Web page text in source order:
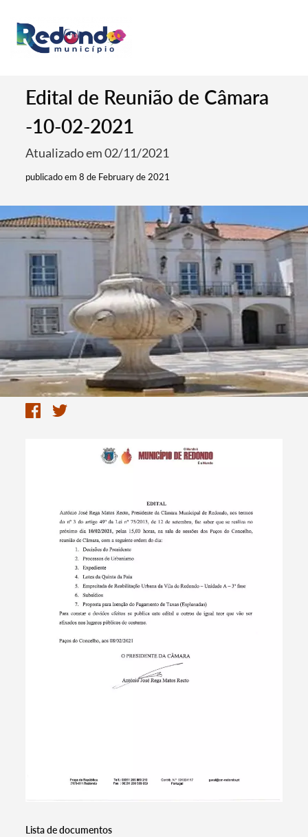
Edital de Reunião de Câmara
-10-02-2021
Atualizado em 02/11/2021
publicado em 8 de February de 2021
Lista de documentos